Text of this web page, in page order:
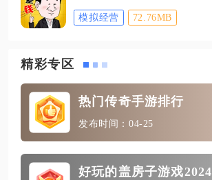
模拟经营 72.76MB
精彩专区
热门传奇手游排行
发布时间：04-25
好玩的盖房子游戏2024